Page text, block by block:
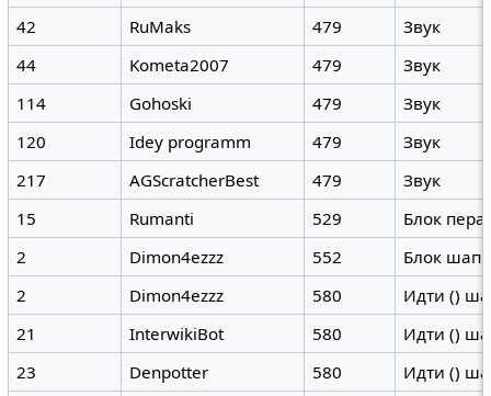
42
RuMaks 479
Звук
44
Kometa2007 479
Звук
114
Gohoski 479
Звук
120
Idey programm 479
Звук
217
AGScratcherBest 479
Звук
15
Rumanti 529
Блок пера
2
Dimon4ezzz 552
Блок
2
Dimon4ezzz 580
Идти ()
21
InterwikiBot 580
Идти ()
23
Denpotter 580
Идти ()